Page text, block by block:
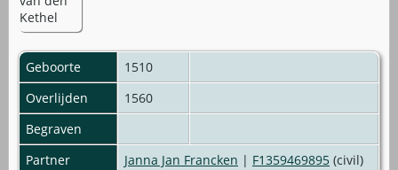
Geboorte
1510
Overlijden
1560
Begraven
Partner
Janna Jan Francken | F1359469895 (civil)